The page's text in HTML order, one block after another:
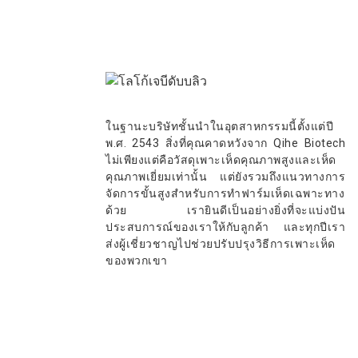
ในฐานะบริษัทชั้นนำในอุตสาหกรรมนี้ตั้งแต่ปี
พ.ศ. 2543 สิ่งที่คุณคาดหวังจาก Qihe Biotech
ไม่เพียงแต่คือวัสดุเพาะเห็ดคุณภาพสูงและเห็ด
คุณภาพเยี่ยมเท่านั้น แต่ยังรวมถึงแนวทางการ
จัดการขั้นสูงสำหรับการทำฟาร์มเห็ดเฉพาะทาง
ด้วย เรายินดีเป็นอย่างยิ่งที่จะแบ่งปัน
ประสบการณ์ของเราให้กับลูกค้า และทุกปีเรา
ส่งผู้เชี่ยวชาญไปช่วยปรับปรุงวิธีการเพาะเห็ด
ของพวกเขา